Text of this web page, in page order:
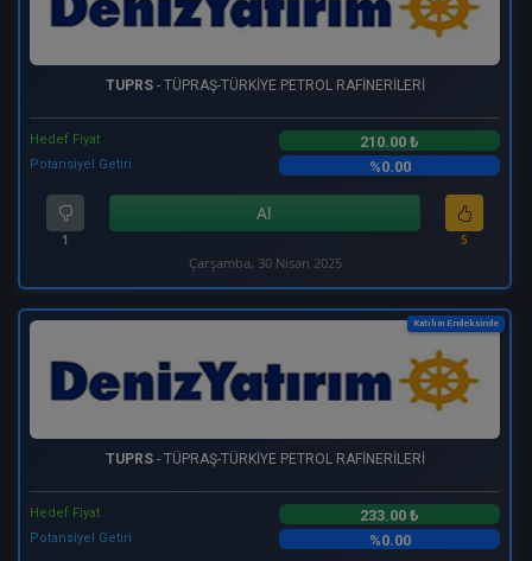
TUPRS- TÜPRAŞ-TÜRKİYE PETROL RAFİNERİLERİ
Hedef Fiyat 210.00 ₺
Potansiyel Getiri %0.00
1
Al
5
Çarşamba, 30 Nisan 2025
Katılım Endeksinde
TUPRS- TÜPRAŞ-TÜRKİYE PETROL RAFİNERİLERİ
Hedef Fiyat 233.00 ₺
Potansiyel Getiri %0.00